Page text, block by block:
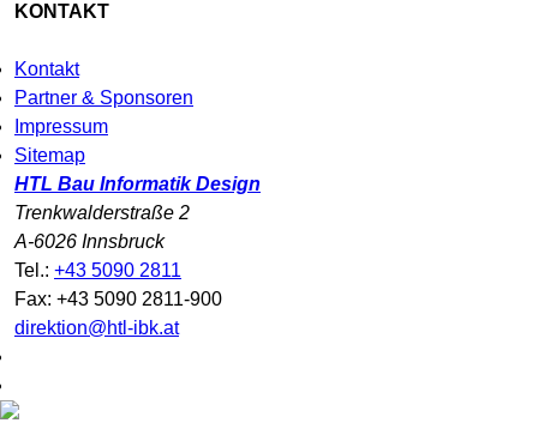
KONTAKT
Kontakt
Partner & Sponsoren
Impressum
Sitemap
HTL Bau Informatik Design
Trenkwalderstraße 2
A-6026 Innsbruck
Tel.: +43 5090 2811
Fax: +43 5090 2811-900
direktion@htl-ibk.at